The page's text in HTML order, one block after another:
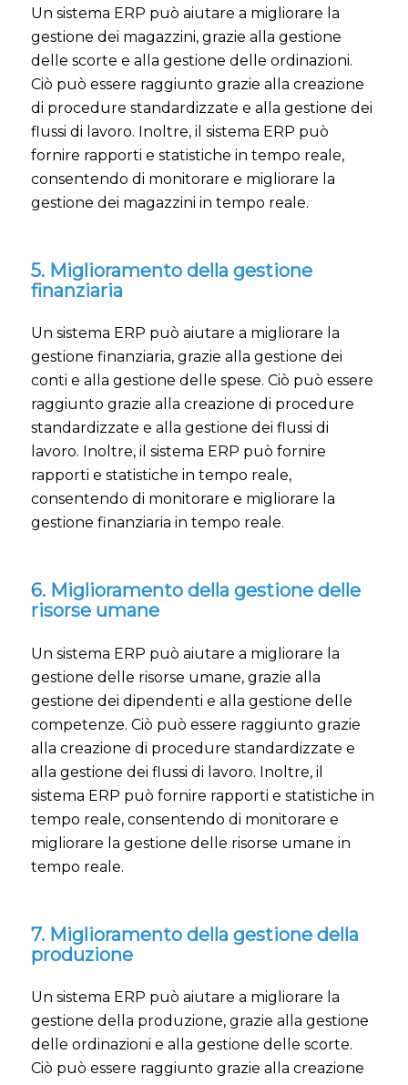
Un sistema ERP può aiutare a migliorare la
gestione dei magazzini, grazie alla gestione
delle scorte e alla gestione delle ordinazioni.
Ciò può essere raggiunto grazie alla creazione
di procedure standardizzate e alla gestione dei
flussi di lavoro. Inoltre, il sistema ERP può
fornire rapporti e statistiche in tempo reale,
consentendo di monitorare e migliorare la
gestione dei magazzini in tempo reale.
5. Miglioramento della gestione
finanziaria
Un sistema ERP può aiutare a migliorare la
gestione finanziaria, grazie alla gestione dei
conti e alla gestione delle spese. Ciò può essere
raggiunto grazie alla creazione di procedure
standardizzate e alla gestione dei flussi di
lavoro. Inoltre, il sistema ERP può fornire
rapporti e statistiche in tempo reale,
consentendo di monitorare e migliorare la
gestione finanziaria in tempo reale.
6. Miglioramento della gestione delle
risorse umane
Un sistema ERP può aiutare a migliorare la
gestione delle risorse umane, grazie alla
gestione dei dipendenti e alla gestione delle
competenze. Ciò può essere raggiunto grazie
alla creazione di procedure standardizzate e
alla gestione dei flussi di lavoro. Inoltre, il
sistema ERP può fornire rapporti e statistiche in
tempo reale, consentendo di monitorare e
migliorare la gestione delle risorse umane in
tempo reale.
7. Miglioramento della gestione della
produzione
Un sistema ERP può aiutare a migliorare la
gestione della produzione, grazie alla gestione
delle ordinazioni e alla gestione delle scorte.
Ciò può essere raggiunto grazie alla creazione